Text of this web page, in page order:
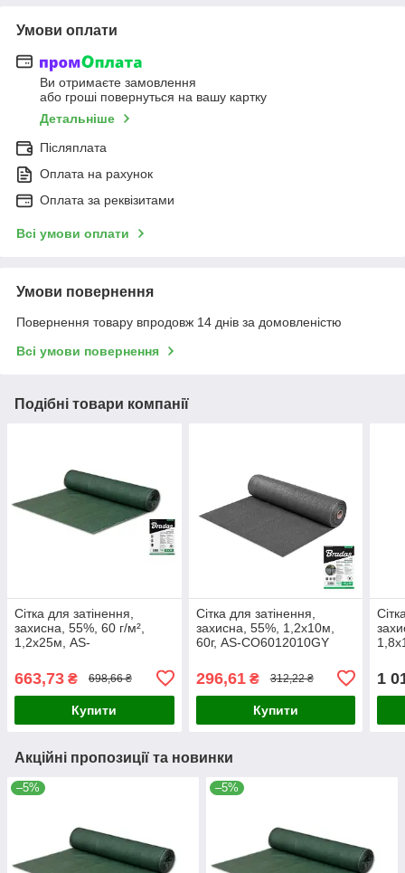
Умови оплати
Ви отримаєте замовлення
або гроші повернуться на вашу картку
Детальніше
Післяплата
Оплата на рахунок
Оплата за реквізитами
Всі умови оплати
Умови повернення
Повернення товару впродовж 14 днів за домовленістю
Всі умови повернення
Подібні товари компанії
Сітка для затінення,
захисна, 55%, 60 г/м²,
1,2х25м, AS-
663,73 ₴ 698,66 ₴
Купити
Сітка для затінення,
захисна, 55%, 1,2x10м,
60г, AS-CO6012010GY
296,61₴ 312,22 ₴
Купити
1
Акційні пропозиції та новинки
–5% –5%